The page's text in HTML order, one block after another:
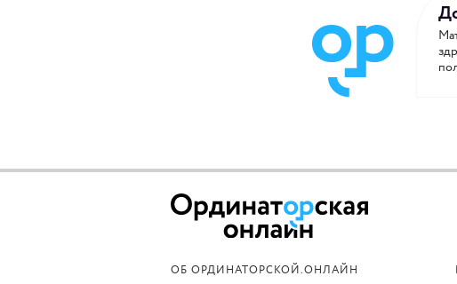
ОБ ОРДИНАТОРСКОЙ.ОНЛАЙН